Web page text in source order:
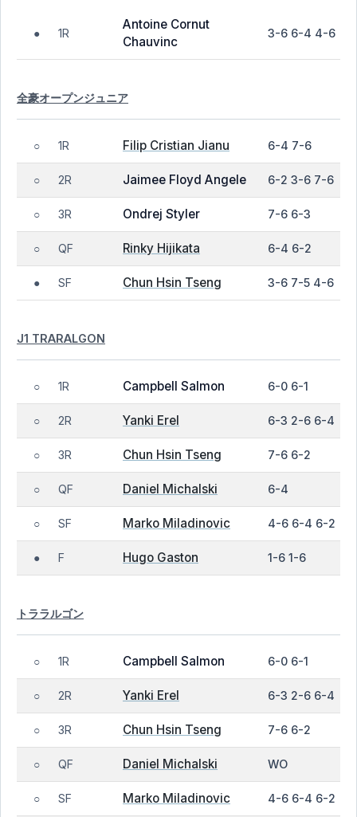
● 1R
Antoine Cornut
Chauvinc
3-6 6-4 4-6
全豪オープンジュニア
○ 1R Filip Cristian Jianu 6-4 7-6
○ 2R Jaimee Floyd Angele 6-2 3-6 7-6
○ 3R Ondrej Styler 7-6 6-3
○ QF Rinky Hijikata 6-4 6-2
● SF Chun Hsin Tseng 3-6 7-5 4-6
J1 TRARALGON
○ 1R Campbell Salmon 6-0 6-1
○ 2R Yanki Erel 6-3 2-6 6-4
○ 3R Chun Hsin Tseng 7-6 6-2
○ QF Daniel Michalski 6-4
○ SF Marko Miladinovic 4-6 6-4 6-2
● F Hugo Gaston 1-6 1-6
トララルゴン
○ 1R Campbell Salmon 6-0 6-1
○ 2R Yanki Erel 6-3 2-6 6-4
○ 3R Chun Hsin Tseng 7-6 6-2
○ QF Daniel Michalski WO
○ SF Marko Miladinovic 4-6 6-4 6-2